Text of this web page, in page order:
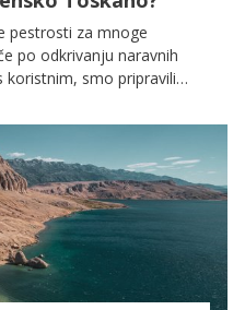
pestrosti za mnoge
po odkrivanju naravnih
smo pripravili
v prekrasnih razgledih in
za svoje telo.